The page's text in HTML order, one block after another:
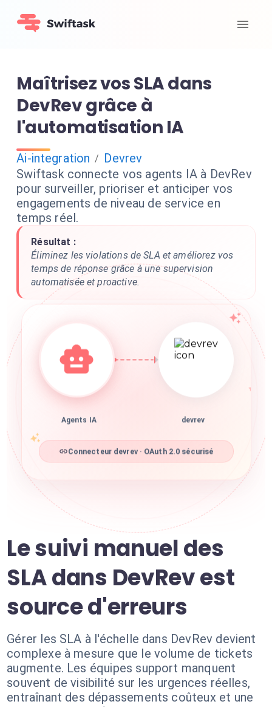
Maîtrisez vos SLA dans
DevRev grâce à
l'automatisation IA
Ai-integration / Devrev
Swiftask connecte vos agents IA à DevRev
pour surveiller, prioriser et anticiper vos
engagements de niveau de service en
temps réel.
Résultat :
Éliminez les violations de SLA et améliorez vos
temps de réponse grâce à une supervision
automatisée et proactive.
Agents IA devrev
Connecteur devrev · OAuth 2.0 sécurisé
Le suivi manuel des
SLA dans DevRev est
source d'erreurs
Gérer les SLA à l'échelle dans DevRev devient
complexe à mesure que le volume de tickets
augmente. Les équipes support manquent
souvent de visibilité sur les urgences réelles,
entraînant des dépassements coûteux et une